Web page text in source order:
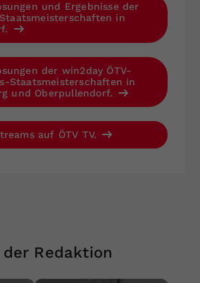
und Ergebnisse der
in
der win2day ÖTV-
Staatsmeisterschaften in
und Oberpullendorf.
auf ÖTV TV.
Redaktion